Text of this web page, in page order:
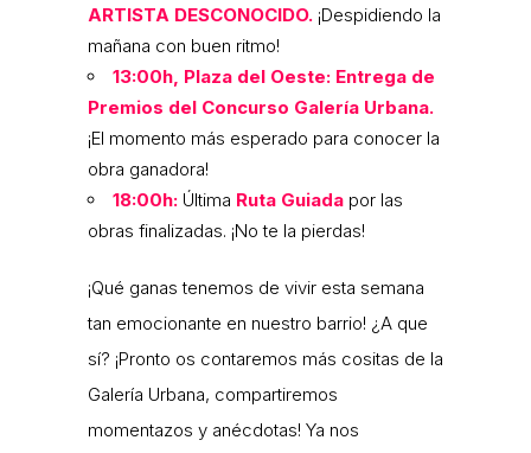
ARTISTA DESCONOCIDO. ¡Despidiendo la
mañana con buen ritmo!
13:00h, Plaza del Oeste: Entrega de
Premios del Concurso Galería Urbana.
¡El momento más esperado para conocer la
obra ganadora!
18:00h: Última Ruta Guiada por las
obras finalizadas. ¡No te la pierdas!
¡Qué ganas tenemos de vivir esta semana
tan emocionante en nuestro barrio! ¿A que
sí? ¡Pronto os contaremos más cositas de la
Galería Urbana, compartiremos
momentazos y anécdotas! Ya nos